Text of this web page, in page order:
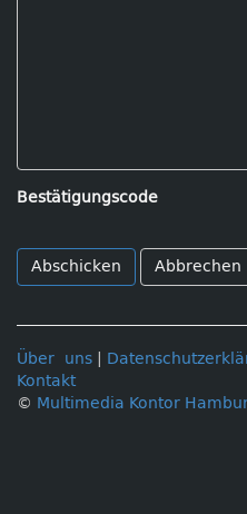
Bestätigungscode
Abbrechen
Über uns
Kontakt
© Multimedia Kontor